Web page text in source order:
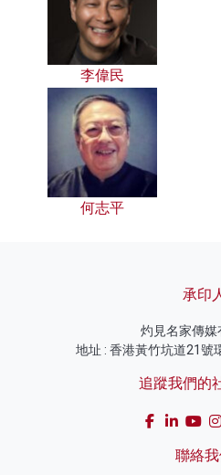
李偉民
何志平
承印
灼見名家傳媒
地址 : 香港黃竹坑道21號
追蹤我們的
聯絡我